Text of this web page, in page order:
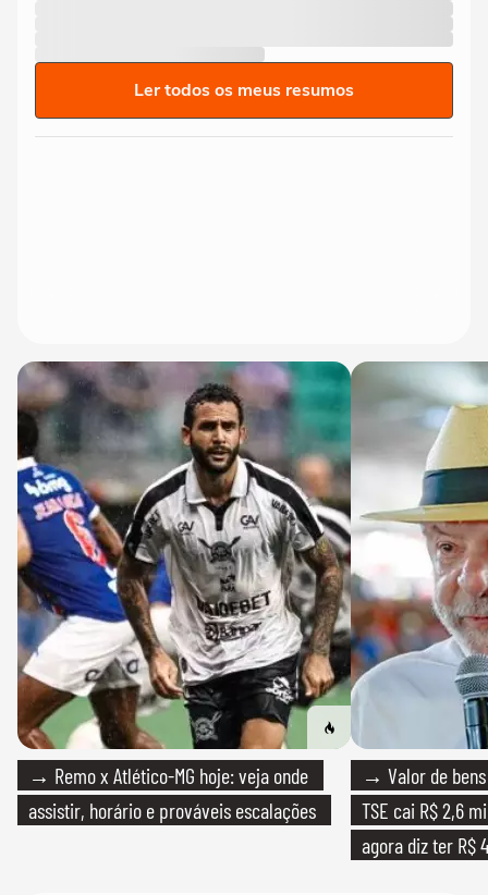
Ler todos os meus resumos
→ Remo x Atlético-MG hoje: veja onde
assistir, horário e prováveis escalações
→ Valor de
TSE cai R$ 2,6
agora diz ter R$